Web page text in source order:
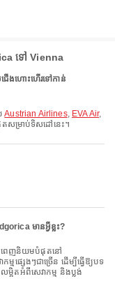
ទៅ Vienna
ងហោះហើរទៅកាន់
Austrian Airlines, EVA Air,
ម្រាប់ទិសដៅនេះ។
មានអ្វីខ្លះ?
ពេញនិយមបំផុតនៅ
ផ្សេងៗជាច្រើន ដើម្បីធ្វើឱ្យបទ
អិតអំពីសេវាកម្ម និងប្លង់